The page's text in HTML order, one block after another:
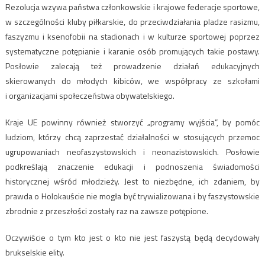
Rezolucja wzywa państwa członkowskie i krajowe federacje sportowe,
w szczególności kluby piłkarskie, do przeciwdziałania pladze rasizmu,
faszyzmu i ksenofobii na stadionach i w kulturze sportowej poprzez
systematyczne potępianie i karanie osób promujących takie postawy.
Posłowie zalecają też prowadzenie działań edukacyjnych
skierowanych do młodych kibiców, we współpracy ze szkołami
i organizacjami społeczeństwa obywatelskiego.
Kraje UE powinny również stworzyć „programy wyjścia”, by pomóc
ludziom, którzy chcą zaprzestać działalności w stosujących przemoc
ugrupowaniach neofaszystowskich i neonazistowskich. Posłowie
podkreślają znaczenie edukacji i podnoszenia świadomości
historycznej wśród młodzieży. Jest to niezbędne, ich zdaniem, by
prawda o Holokauście nie mogła być trywializowana i by faszystowskie
zbrodnie z przeszłości zostały raz na zawsze potępione.
Oczywiście o tym kto jest o kto nie jest faszystą będą decydowały
brukselskie elity.